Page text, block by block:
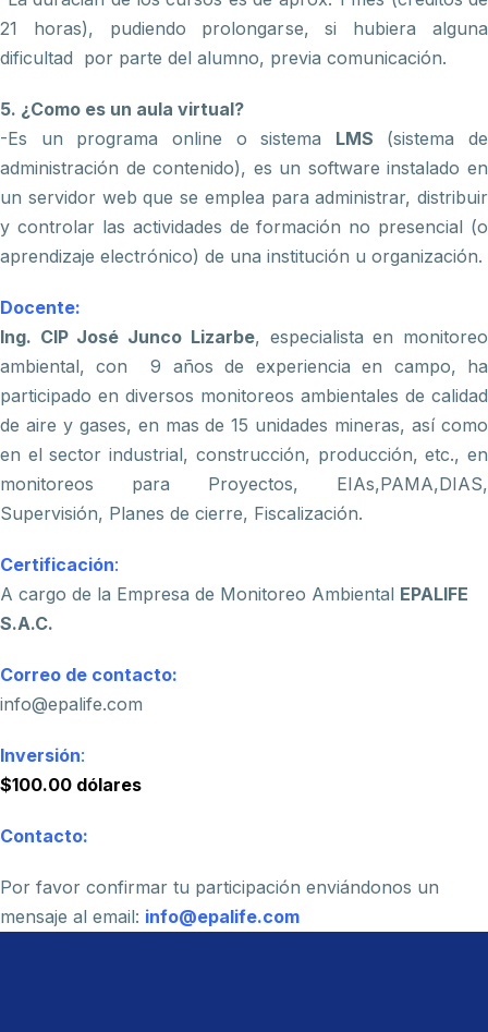
21 horas), pudiendo prolongarse, si hubiera alguna
dificultad por parte del alumno, previa comunicación.
5. ¿Como es un aula virtual?
-Es un programa online o sistema LMS (sistema de
administración de contenido), es un software instalado en
un servidor web que se emplea para administrar, distribuir
y controlar las actividades de formación no presencial (o
aprendizaje electrónico) de una institución u organización.
Docente:
Ing. CIP José Junco Lizarbe, especialista en monitoreo
ambiental, con 9 años de experiencia en campo, ha
participado en diversos monitoreos ambientales de calidad
de aire y gases, en mas de 15 unidades mineras, así como
en el sector industrial, construcción, producción, etc., en
monitoreos para Proyectos, EIAs,PAMA,DIAS,
Supervisión, Planes de cierre, Fiscalización.
Certificación:
A cargo de la Empresa de Monitoreo Ambiental EPALIFE
S.A.C.
Correo de contacto:
info@epalife.com
Inversión:
$100.00 dólares
Contacto:
Por favor confirmar tu participación enviándonos un
mensaje al email: info@epalife.com